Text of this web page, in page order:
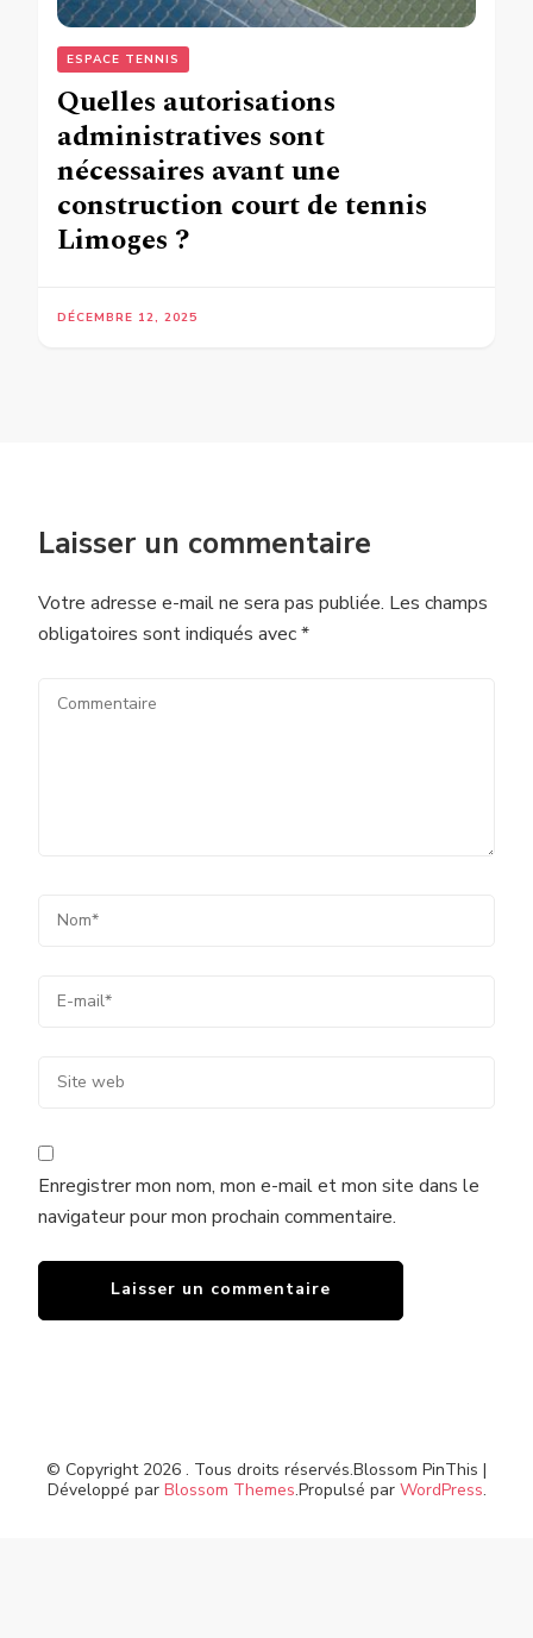
ESPACE TENNIS
Quelles autorisations
administratives sont
nécessaires avant une
construction court de tennis
Limoges ?
DÉCEMBRE 12, 2025
Laisser un commentaire
Votre adresse e-mail ne sera pas publiée. Les champs
obligatoires sont indiqués avec*
Enregistrer mon nom, mon e-mail et mon site dans le
navigateur pour mon prochain commentaire.
© Copyright 2026 . Tous droits réservés.Blossom PinThis |
Développé par Blossom Themes.Propulsé par WordPress.